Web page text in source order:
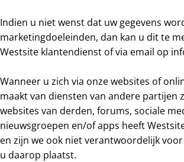
Indien u niet wenst dat uw gegevens
marketingdoeleinden, dan kan u dit te
Westsite klantendienst of via email op
Wanneer u zich via onze websites of
maakt van diensten van andere partijen
websites van derden, forums, sociale
nieuwsgroepen en/of apps heeft
en zijn we ook niet verantwoordelijk
u daarop plaatst.